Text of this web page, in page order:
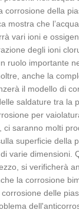
corrosione della
mostra che
vari ioni e
degli ioni
ruolo importante
anche la
il modello di
saldature tra la
per
ci saranno molti
superficie della
varie dimensioni.
si verificherà
la corrosione
delle